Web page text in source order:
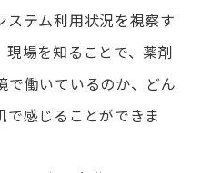
ステム利用状況を視察す
現場を知ることで、薬剤
で働いているのか、どん
で感じることができま